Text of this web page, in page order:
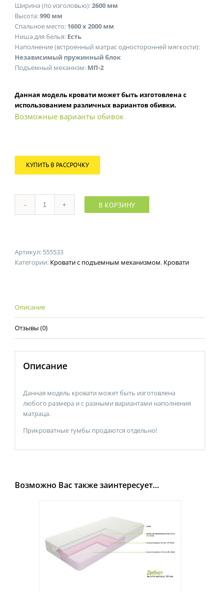
Ширина (по изголовью):2600 мм
Высота:990 мм
Спальное место: 1600 х 2000 мм
Ниша для белья: Есть
Наполнение (встроенный матрас односторонней мягкости):
Независимый пружинный блок
Подъемный механнзм: МП-2
Данная модель кровати может быть изготовлена с
использованием различных вариантов обивки.
Возможные варианты обивок
КУПИТЬ В РАССРОЧКУ
Количество В КОРЗИНУ
Артикул: 555533
Категории: Кровати с подъемным механизмом, Кровати
Описание
Отзывы (0)
Описание
Данная модель кровати может быть изготовлена
любого размера и с разными вариантами наполнения
матраца.
Прикроватные тумбы продаются отдельно!
Возможно Вас также заинтересует…